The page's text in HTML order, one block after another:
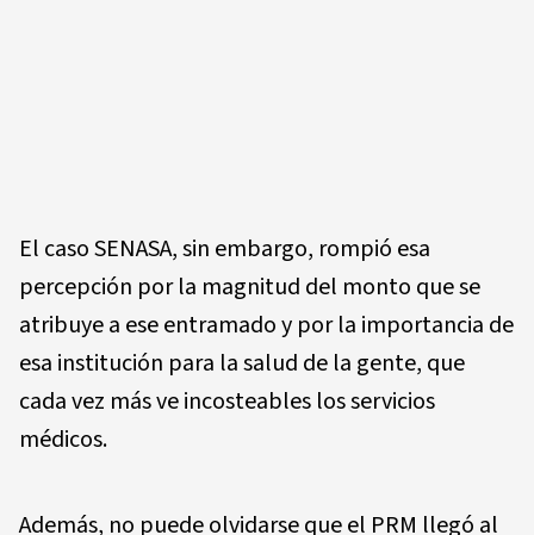
El caso SENASA, sin embargo, rompió esa
percepción por la magnitud del monto que se
atribuye a ese entramado y por la importancia de
esa institución para la salud de la gente, que
cada vez más ve incosteables los servicios
médicos.
Además, no puede olvidarse que el PRM llegó al